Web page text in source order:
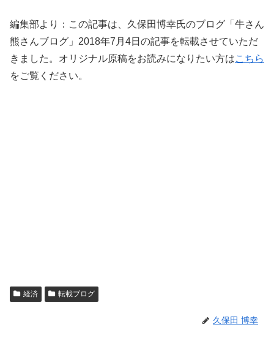
編集部より：この記事は、久保田博幸氏のブログ「牛さん
熊さんブログ」2018年7月4日の記事を転載させていただ
きました。オリジナル原稿をお読みになりたい方はこちら
をご覧ください。
経済 転載ブログ
久保田 博幸